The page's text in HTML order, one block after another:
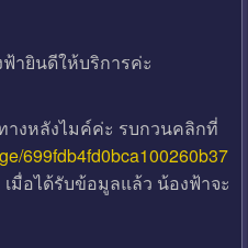
ายินดีให้บริการค่ะ
งหลังไมค์ค่ะ รบกวนคลิกที่
699fdb4fd0bca100260b37
เมื่อได้รับข้อมูลแล้ว น้องฟ้าจะ